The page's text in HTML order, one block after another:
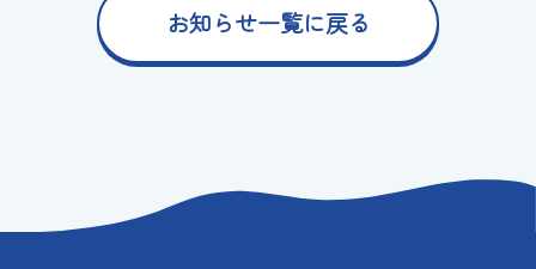
お知らせ一覧に戻る